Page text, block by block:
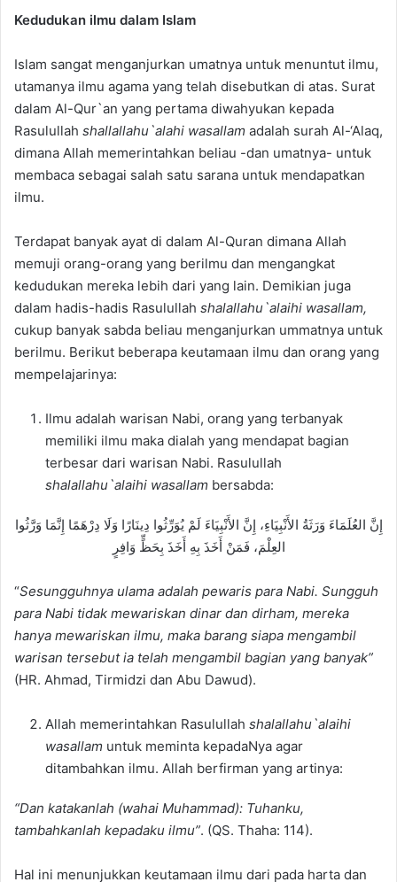
Kedudukan ilmu dalam Islam
Islam sangat menganjurkan umatnya untuk menuntut ilmu,
utamanya ilmu agama yang telah disebutkan di atas. Surat
dalam Al-Qur`an yang pertama diwahyukan kepada
Rasulullah shallallahu`alahi wasallam adalah surah Al-‘Alaq,
dimana Allah memerintahkan beliau -dan umatnya- untuk
membaca sebagai salah satu sarana untuk mendapatkan
ilmu.
Terdapat banyak ayat di dalam Al-Quran dimana Allah
memuji orang-orang yang berilmu dan mengangkat
kedudukan mereka lebih dari yang lain. Demikian juga
dalam hadis-hadis Rasulullah shalallahu`alaihi wasallam,
cukup banyak sabda beliau menganjurkan ummatnya untuk
berilmu. Berikut beberapa keutamaan ilmu dan orang yang
mempelajarinya:
Ilmu adalah warisan Nabi, orang yang terbanyak
memiliki ilmu maka dialah yang mendapat bagian
terbesar dari warisan Nabi. Rasulullah
shalallahu`alaihi wasallam bersabda:
إِنَّ العُلَمَاءَ وَرَثَةُ الأَنْبِيَاءِ، إِنَّ الأَنْبِيَاءَ لَمْ يُوَرِّثُوا دِينَارًا وَلَا دِرْهَمًا إِنَّمَا وَرَّثُوا
العِلْمَ، فَمَنْ أَخَذَ بِهِ أَخَذَ بِحَظٍّ وَافِرٍ
“Sesungguhnya ulama adalah pewaris para Nabi. Sungguh
para Nabi tidak mewariskan dinar dan dirham, mereka
hanya mewariskan ilmu, maka barang siapa mengambil
warisan tersebut ia telah mengambil bagian yang banyak”
(HR. Ahmad, Tirmidzi dan Abu Dawud).
Allah memerintahkan Rasulullah shalallahu`alaihi
wasallam untuk meminta kepadaNya agar
ditambahkan ilmu. Allah berfirman yang artinya:
“Dan katakanlah (wahai Muhammad): Tuhanku,
tambahkanlah kepadaku ilmu”. (QS. Thaha: 114).
Hal ini menunjukkan keutamaan ilmu dari pada harta dan